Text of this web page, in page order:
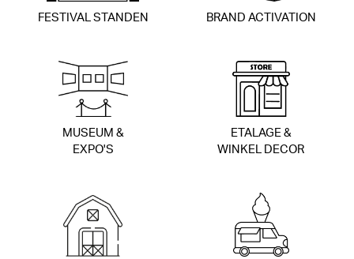
FESTIVAL STANDEN BRAND ACTIVATION
MUSEUM &
EXPO'S
ETALAGE &
WINKEL DECOR